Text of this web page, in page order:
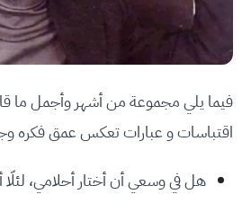
فيما يلي مجموعة من أشهر وأجمل ما
اقتباسات و عبارات تعكس عمق فكره
هل في وسعي أن أختار أحلامي، لئلّا